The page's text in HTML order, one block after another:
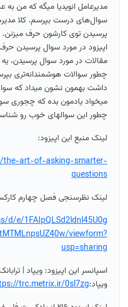
مدیرعامل انویدیا میگه که من به
سوال‌های درست بپرسم. کلا
اپیزود در مورد سوال پرسیدن
مقالات در مورد سوال پرسیدن،
چطور سوالات هوشمندانه‌تری
داشت بهمون نشون میداد که
میخواد یادمون بده که
چطور این سوالهای خوب رو
لینک منبع این اپیزود:
art-of-asking-smarter-
questions
لینک نظرسنجی فصل چهارم
d/e/1FAIpQLSd2ldnl45U0g
viewform?
usp=sharing
اسپانسر این اپیزود: ویپاد |
ویپاد:trc.metrix.ir/0sl7zg/